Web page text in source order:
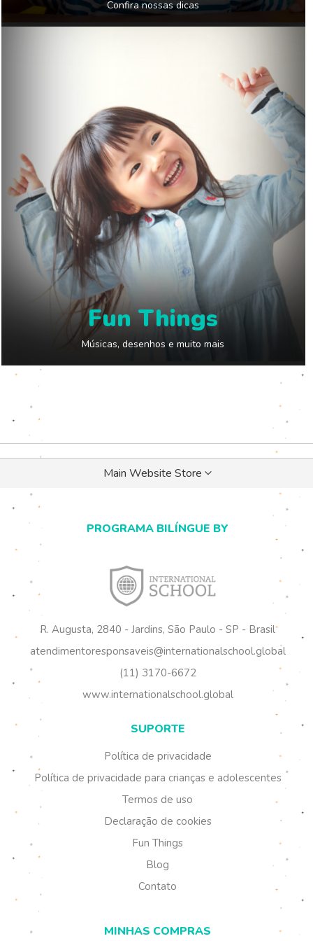
Confira nossas dicas
Fun Things
Músicas, desenhos e muito mais
loja
Main Website Store
PROGRAMA BILÍNGUE BY
R. Augusta, 2840 - Jardins, São Paulo - SP - Brasil
atendimentoresponsaveis@internationalschool.global
(11) 3170-6672
www.internationalschool.global
SUPORTE
Política de privacidade
Política de privacidade para crianças e adolescentes
Termos de uso
Declaração de cookies
Fun Things
Blog
Contato
MINHAS COMPRAS